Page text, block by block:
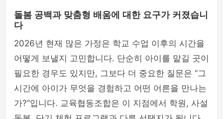
돌봄 공백과 맞춤형 배움에 대한 요구가 커졌습니
다
2026년 현재 많은 가정은 학교 수업 이후의 시간을
어떻게 보낼지 고민합니다. 단순히 아이를 맡길 곳이
필요한 경우도 있지만, 그보다 더 중요한 질문은 “그
시간에 아이가 무엇을 경험하고 어떤 어른을 만나는
가?”입니다. 교육협동조합은 이 지점에서 학원, 사설